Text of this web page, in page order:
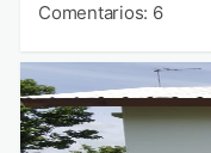
Comentarios: 6